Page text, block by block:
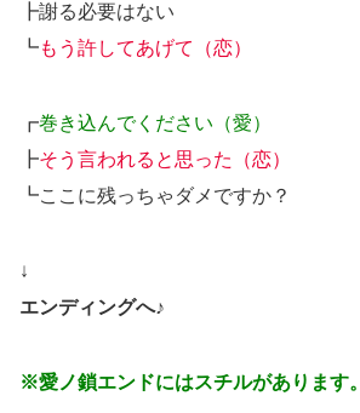
┣謝る必要はない
┗もう許してあげて（恋）
┏巻き込んでください（愛）
┣そう言われると思った（恋）
┗ここに残っちゃダメですか？
↓
エンディングへ♪
※愛ノ鎖エンドにはスチルがあります。